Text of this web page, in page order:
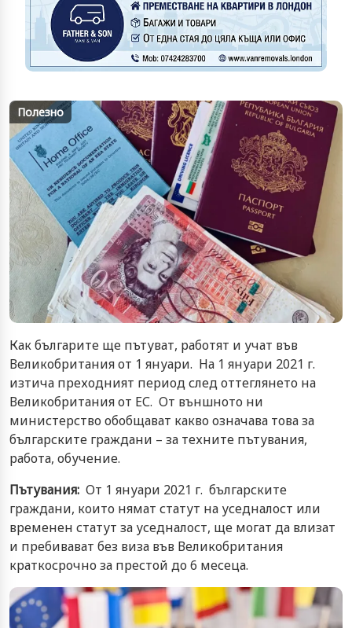
Полезно
Как българите ще пътуват, работят и учат във
Великобритания от 1 януари. На 1 януари 2021 г.
изтича преходният период след оттеглянето на
Великобритания от ЕС. От външното ни
министерство обобщават какво означава това за
българските граждани – за техните пътувания,
работа, обучение.
Пътувания: От 1 януари 2021 г. българските
граждани, които нямат статут на уседналост или
временен статут за уседналост, ще могат да влизат
и пребивават без виза във Великобритания
краткосрочно за престой до 6 месеца.